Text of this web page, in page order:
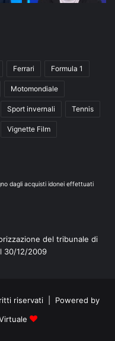
Ferrari Formula 1
Motomondiale
Sport invernali Tennis
Vignette Film
dagli acquisti idonei effettuati
del tribunale di
30/12/2009
riservati | Powered by